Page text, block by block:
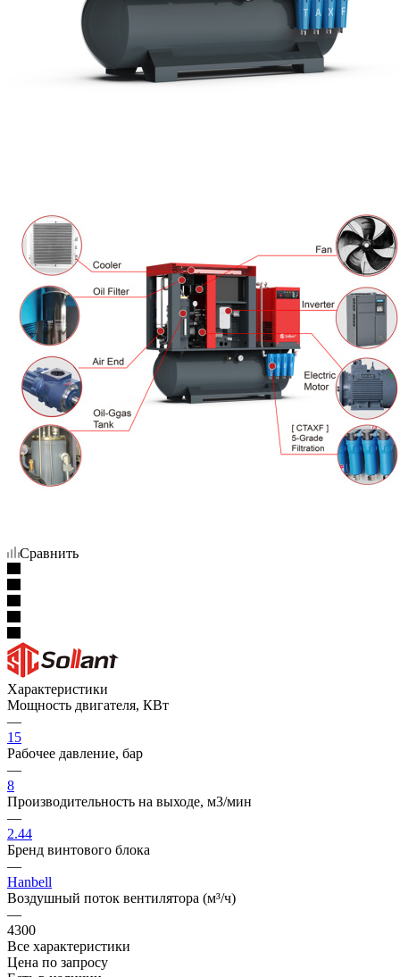
Сравнить
Характеристики
Мощность двигателя, КВт
—
15
Рабочее давление, бар
—
8
Производительность на выходе, м3/мин
—
2.44
Бренд винтового блока
—
Hanbell
Воздушный поток вентилятора (м³/ч)
—
4300
Все характеристики
Цена по запросу